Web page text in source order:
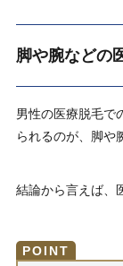
脚や腕などの
男性の医療脱毛で
られるのが、脚や
結論から言えば、